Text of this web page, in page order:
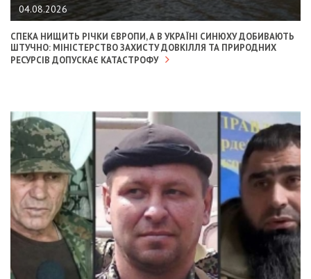
04.08.2026
СПЕКА НИЩИТЬ РІЧКИ ЄВРОПИ, А В УКРАЇНІ СИНЮХУ ДОБИВАЮТЬ
ШТУЧНО: МІНІСТЕРСТВО ЗАХИСТУ ДОВКІЛЛЯ ТА ПРИРОДНИХ
РЕСУРСІВ ДОПУСКАЄ КАТАСТРОФУ